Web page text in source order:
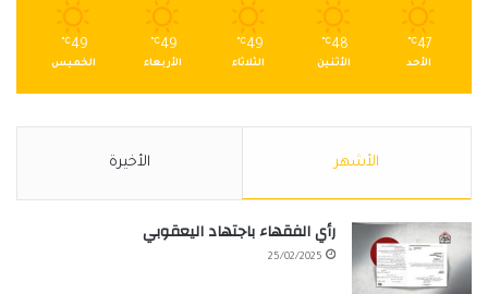
47
℃
الأحد
48
℃
الأثنين
49
℃
الثلاثاء
49
℃
الأربعاء
49
℃
الخميس
الأشهر الأخيرة
رأي الفقهاء باجتهاد اليعقوبي
25/02/2025